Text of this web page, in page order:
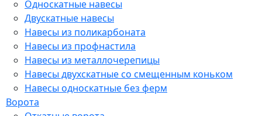
Односкатные навесы
Двускатные навесы
Навесы из поликарбоната
Навесы из профнастила
Навесы из металлочерепицы
Навесы двухскатные со смещенным коньком
Навесы односкатные без ферм
Ворота